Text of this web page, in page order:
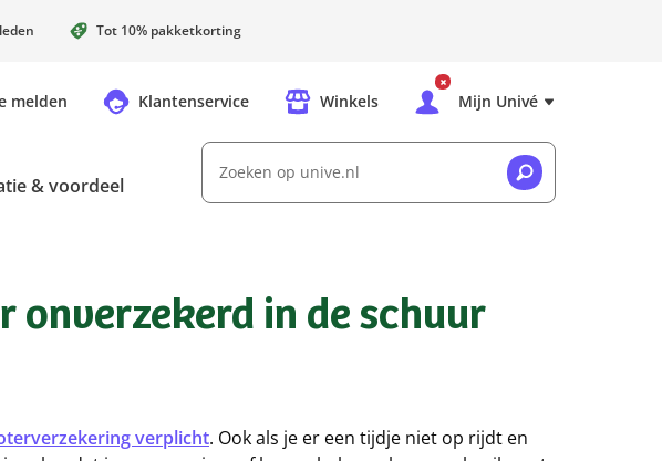
Tot 10% pakketkorting
melden Klantenservice Winkels Mijn Univé
& voordeel
Zoeken op unive.nl
onverzekerd in de schuur
verplicht. Ook als je er een tijdje niet op rijdt en